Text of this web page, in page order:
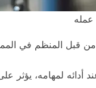
من قبل المنظم في
لمهامه، يؤثر